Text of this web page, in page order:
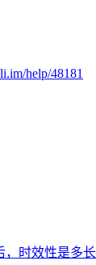
help/48181
时效性是多